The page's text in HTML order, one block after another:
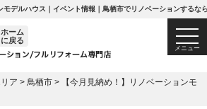
モデルハウス｜イベント情報｜鳥栖市でリノベーションする
ホーム
に戻る
メニュー
ア > 鳥栖市 >
【今月見納め！】リノベーションモ